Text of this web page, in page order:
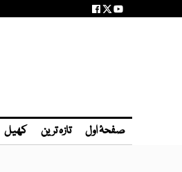
صفحۂ اول تازہ ترین کھیل